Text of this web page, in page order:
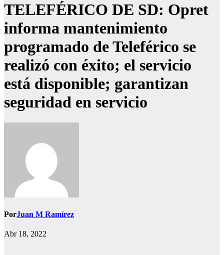
TELEFÉRICO DE SD: Opret
informa mantenimiento
programado de Teleférico se
realizó con éxito; el servicio
está disponible; garantizan
seguridad en servicio
PorJuan M Ramírez
Abr 18, 2022